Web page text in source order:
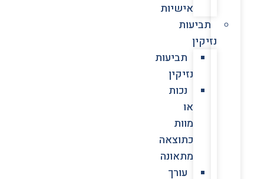
אישיות
תביעות
נזיקין
תביעות
נזיקין
נכות
או
מוות
כתוצאה
מתאונה
עורך